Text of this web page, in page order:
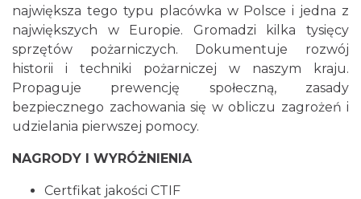
największa tego typu placówka w Polsce i jedna z
największych w Europie. Gromadzi kilka tysięcy
sprzętów pożarniczych. Dokumentuje rozwój
historii i techniki pożarniczej w naszym kraju.
Propaguje prewencję społeczną, zasady
bezpiecznego zachowania się w obliczu zagrożeń i
udzielania pierwszej pomocy.
NAGRODY I WYRÓŻNIENIA
Certfikat jakości CTIF